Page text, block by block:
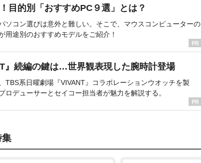
目的別「おすすめPC９選」とは？
ソコン選びは意外と難しい。そこで、マウスコンピューターの
用途別のおすすめモデルをご紹介！
』続編の鍵は…世界観表現した腕時計登場
TBS系日曜劇場『VIVANT』コラボレーションウオッチを製
ロデューサーとセイコー担当者が魅力を解説する。
集